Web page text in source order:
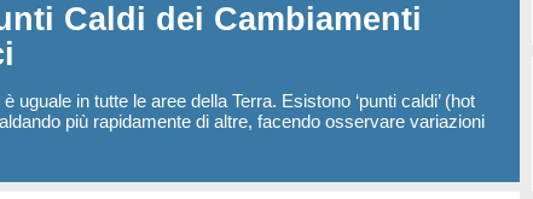
Caldi dei Cambiamenti
uguale in tutte le aree della Terra. Esistono ‘punti caldi’ (hot
più rapidamente di altre, facendo osservare variazioni